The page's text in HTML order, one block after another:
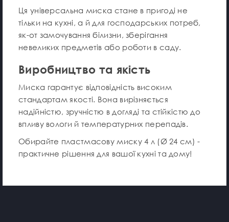
Ця універсальна миска стане в пригоді не
тільки на кухні, а й для господарських потреб,
як-от замочування білизни, зберігання
невеликих предметів або роботи в саду.
Виробництво та якість
Миска гарантує відповідність високим
стандартам якості. Вона вирізняється
надійністю, зручністю в догляді та стійкістю до
впливу вологи й температурних перепадів.
Обирайте пластмасову миску 4 л (Ø 24 см) -
практичне рішення для вашої кухні та дому!